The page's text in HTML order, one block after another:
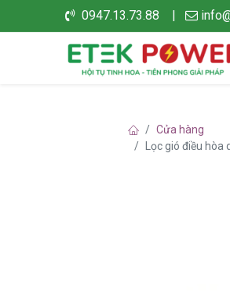
0947.13.73.88 |
Cửa hàng
Lọc gió điều hòa